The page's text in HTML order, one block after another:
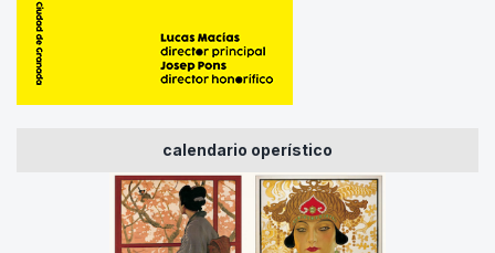
calendario operístico